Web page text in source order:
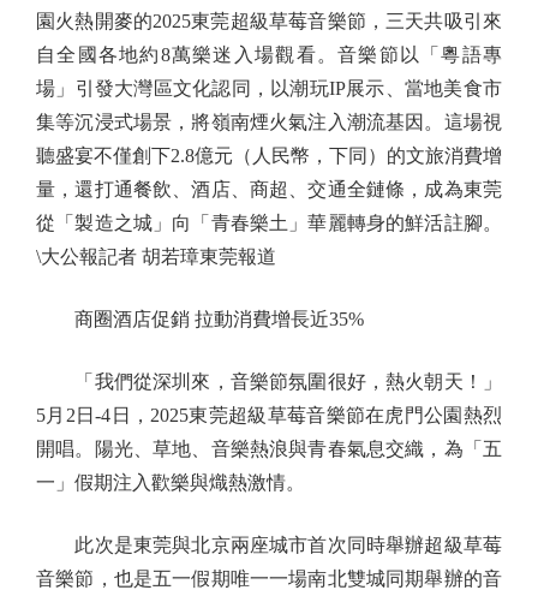
園火熱開麥的2025東莞超級草莓音樂節，三天共吸引來
自全國各地約8萬樂迷入場觀看。音樂節以「粵語專
場」引發大灣區文化認同，以潮玩IP展示、當地美食市
集等沉浸式場景，將嶺南煙火氣注入潮流基因。這場視
聽盛宴不僅創下2.8億元（人民幣，下同）的文旅消費增
量，還打通餐飲、酒店、商超、交通全鏈條，成為東莞
從「製造之城」向「青春樂土」華麗轉身的鮮活註腳。
\大公報記者 胡若璋東莞報道
商圈酒店促銷 拉動消費增長近35%
「我們從深圳來，音樂節氛圍很好，熱火朝天！」
5月2日-4日，2025東莞超級草莓音樂節在虎門公園熱烈
開唱。陽光、草地、音樂熱浪與青春氣息交織，為「五
一」假期注入歡樂與熾熱激情。
此次是東莞與北京兩座城市首次同時舉辦超級草莓
音樂節，也是五一假期唯一一場南北雙城同期舉辦的音